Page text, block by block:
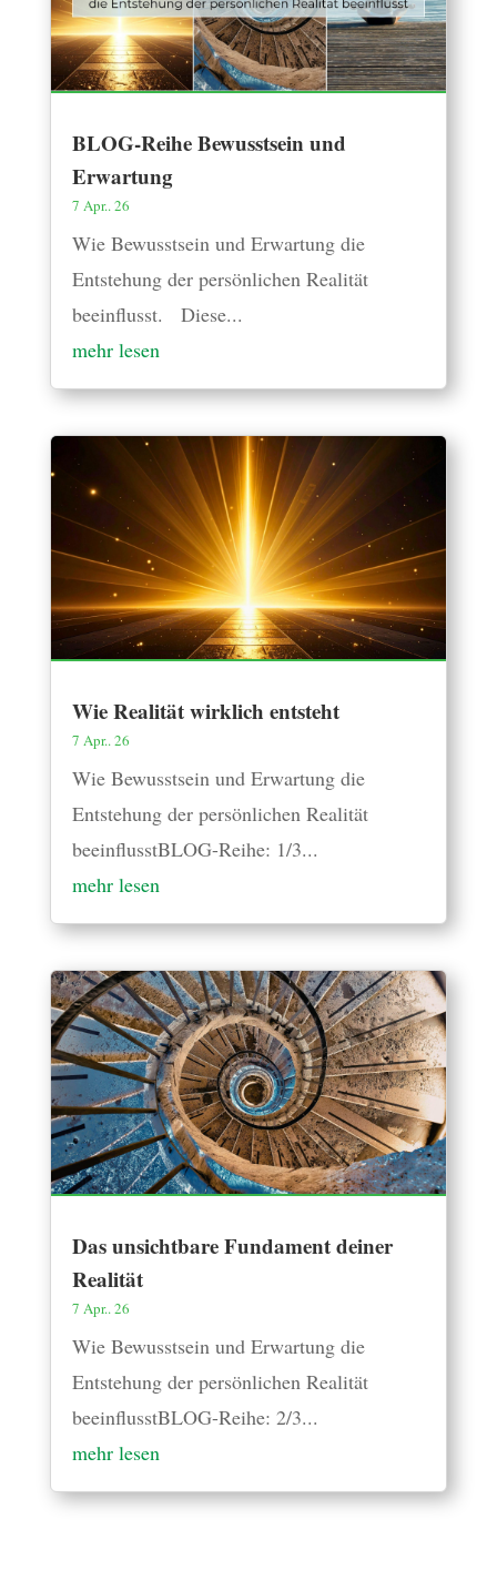
BLOG-Reihe Bewusstsein und
Erwartung
7 Apr.. 26
Wie Bewusstsein und Erwartung die
Entstehung der persönlichen Realität
beeinflusst. Diese...
mehr lesen
Wie Realität wirklich entsteht
7 Apr.. 26
Wie Bewusstsein und Erwartung die
Entstehung der persönlichen Realität
beeinflusstBLOG-Reihe: 1/3...
mehr lesen
Das unsichtbare Fundament deiner
Realität
7 Apr.. 26
Wie Bewusstsein und Erwartung die
Entstehung der persönlichen Realität
beeinflusstBLOG-Reihe: 2/3...
mehr lesen